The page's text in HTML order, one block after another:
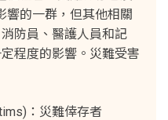
響的一群，但其他相關
防員、醫護人員和記
程度的影響。災難受害
：災難倖存者